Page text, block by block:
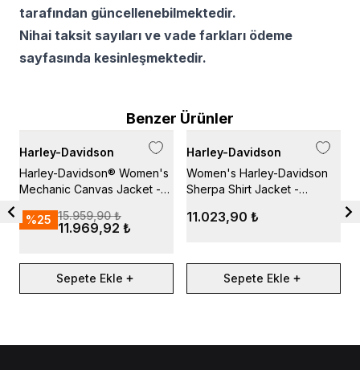
tarafından güncellenebilmektedir.
Nihai taksit sayıları ve vade farkları ödeme
sayfasında kesinleşmektedir.
Benzer Ürünler
Harley-Davidson
Harley-Davidson® Women's
Mechanic Canvas Jacket -
%25 15.959,90 ₺
11.969,92 ₺
Sepete Ekle
Harley-Davidson
Women's Harley-Davidson
Sherpa Shirt Jacket -
11.023,90 ₺
Sepete Ekle